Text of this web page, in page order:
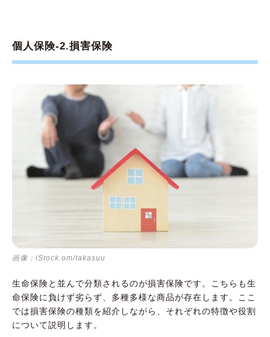
個人保険-2.損害保険
画像：iStock.om/takasuu
生命保険と並んで分類されるのが損害保険です。こちらも生
命保険に負けず劣らず、多種多様な商品が存在します。ここ
では損害保険の種類を紹介しながら、それぞれの特徴や役割
について説明します。